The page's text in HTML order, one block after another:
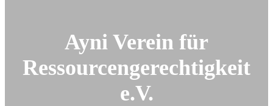
Ayni Verein für
Ressourcengerechtigkeit
e.V.